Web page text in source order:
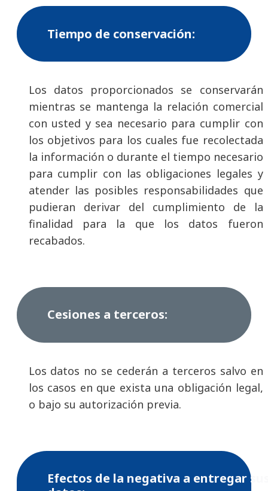
Tiempo de conservación:
Los datos proporcionados se conservarán
mientras se mantenga la relación comercial
con usted y sea necesario para cumplir con
los objetivos para los cuales fue recolectada
la información o durante el tiempo necesario
para cumplir con las obligaciones legales y
atender las posibles responsabilidades que
pudieran derivar del cumplimiento de la
finalidad para la que los datos fueron
recabados.
Cesiones a terceros:
Los datos no se cederán a terceros salvo en
los casos en que exista una obligación legal,
o bajo su autorización previa.
Efectos de la negativa a entregar